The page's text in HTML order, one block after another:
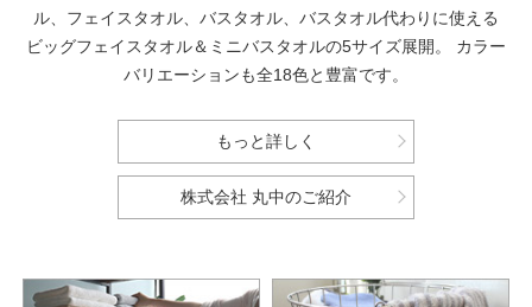
ル、フェイスタオル、バスタオル、バスタオル代わりに使える
ビッグフェイスタオル＆ミニバスタオルの5サイズ展開。
カラー
バリエーションも全18色と豊富です。
もっと詳しく
株式会社 丸中のご紹介